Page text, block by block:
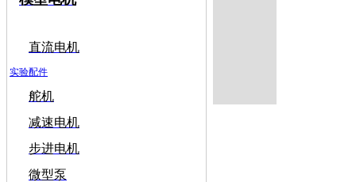
直流电机
实验配件
舵机
减速电机
步进电机
微型泵